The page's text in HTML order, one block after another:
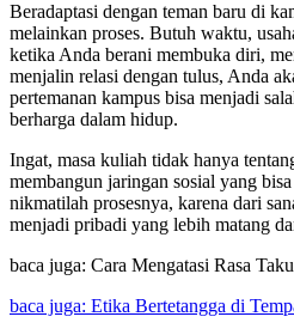
Beradaptasi dengan teman baru di
melainkan proses. Butuh waktu,
ketika Anda berani membuka diri,
menjalin relasi dengan tulus, Anda
pertemanan kampus bisa menjadi
berharga dalam hidup.
Ingat, masa kuliah tidak hanya
membangun jaringan sosial yang
nikmatilah prosesnya, karena dari
menjadi pribadi yang lebih matang
baca juga: Cara Mengatasi Rasa
baca juga: Etika Bertetangga di